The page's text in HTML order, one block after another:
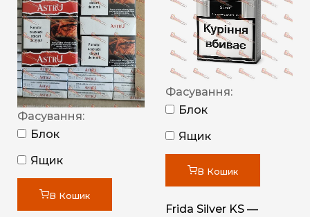
Фасування:
Блок
Ящик
В Кошик
Фасування:
Блок
Ящик
В Кошик
Frida Silver KS —